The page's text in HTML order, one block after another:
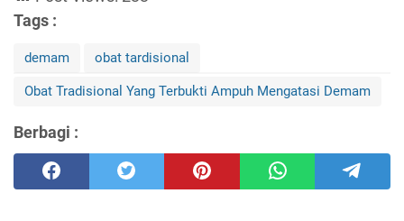
Tags :
demam obat tardisional
Obat Tradisional Yang Terbukti Ampuh Mengatasi Demam
Berbagi :